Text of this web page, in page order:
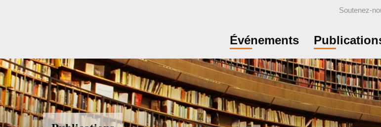
Soutenez-
Événements